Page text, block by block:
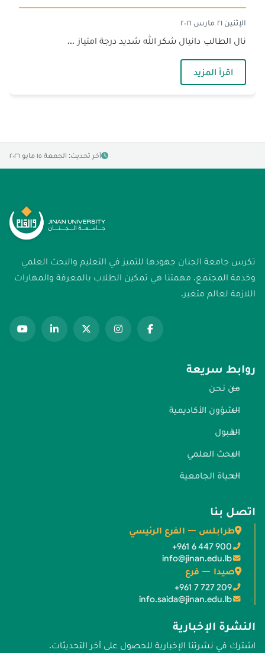
الإثنين ٢١ مارس ٢٠١٦
نال الطالب دانيال شكر الله شديد درجة امتياز ...
اقرأ المزيد— مناقشة بحضور رئيس الجامعة
آخر تحديث: الجمعة ١٥ مايو ٢٠٢٦
تكرس جامعة الجنان جهودها للتميز في التعليم والبحث العلمي
وخدمة المجتمع. مهمتنا هي تمكين الطلاب بالمعرفة والمهارات
اللازمة لعالم متغير.
روابط سريعة
من نحن
الشؤون الأكاديمية
القبول
البحث العلمي
الحياة الجامعية
اتصل بنا
طرابلس — الفرع الرئيسي
+961 6 447 900
info@jinan.edu.lb
صيدا — فرع
+961 7 727 209
info.saida@jinan.edu.lb
النشرة الإخبارية
اشترك في نشرتنا الإخبارية للحصول على آخر التحديثات.